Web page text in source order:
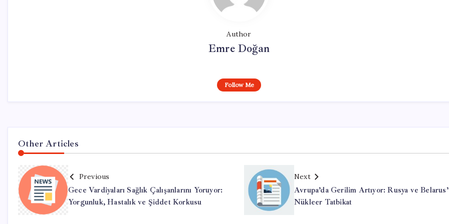
Author
Emre Doğan
Follow Me
Other Articles
Previous
Gece Vardiyaları Sağlık Çalışanlarını Yoruyor:
Yorgunluk, Hastalık ve Şiddet Korkusu
Next
Avrupa’da Gerilim Artıyor: Rusya ve
Nükleer Tatbikat